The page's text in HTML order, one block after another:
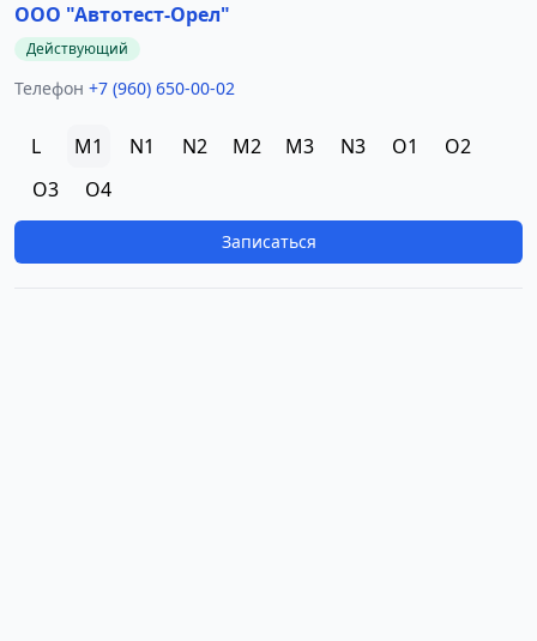
ООО "Автотест-Орел"
Действующий
Телефон +7 (960) 650-00-02
L M1 N1 N2 M2 M3 N3 O1
O2
O3
O4
Записаться